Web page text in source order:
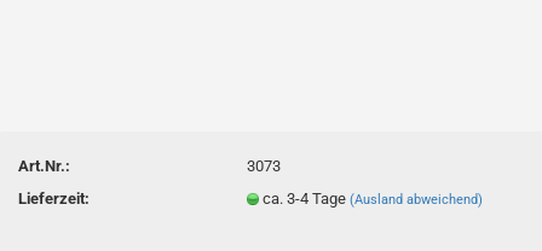
Art.Nr.:
3073
Lieferzeit:
ca. 3-4 Tage(Ausland abweichend)